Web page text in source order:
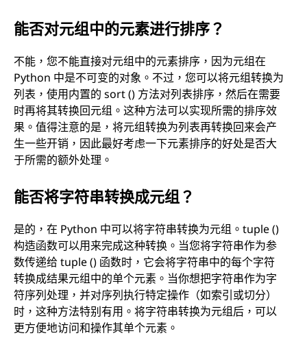
能否对元组中的元素进行排序？
不能，您不能直接对元组中的元素排序，因为元组在
Python 中是不可变的对象。不过，您可以将元组转换为
列表，使用内置的 sort () 方法对列表排序，然后在需要
时再将其转换回元组。这种方法可以实现所需的排序效
果。值得注意的是，将元组转换为列表再转换回来会产
生一些开销，因此最好考虑一下元素排序的好处是否大
于所需的额外处理。
能否将字符串转换成元组？
是的，在 Python 中可以将字符串转换为元组。tuple ()
构造函数可以用来完成这种转换。当您将字符串作为参
数传递给 tuple () 函数时，它会将字符串中的每个字符
转换成结果元组中的单个元素。当你想把字符串作为字
符序列处理，并对序列执行特定操作（如索引或切分）
时，这种方法特别有用。将字符串转换为元组后，可以
更方便地访问和操作其单个元素。